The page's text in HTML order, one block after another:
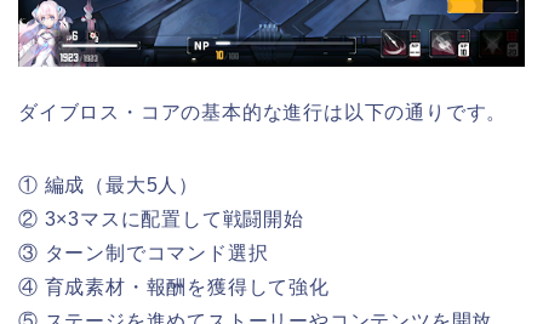
ダイブロス・コアの基本的な進行は以下の通りです。
① 編成（最大5人）
② 3×3マスに配置して戦闘開始
③ ターン制でコマンド選択
④ 育成素材・報酬を獲得して強化